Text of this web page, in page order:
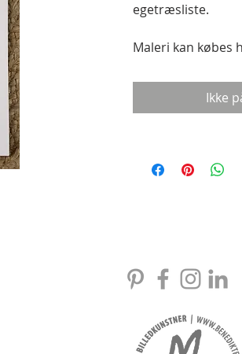
egetræsliste.
Maleri kan købes
55
Ikke